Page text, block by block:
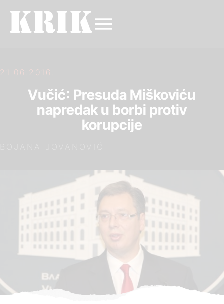
21.06.2016.
Vučić: Presuda Miškoviću
napredak u borbi protiv
korupcije